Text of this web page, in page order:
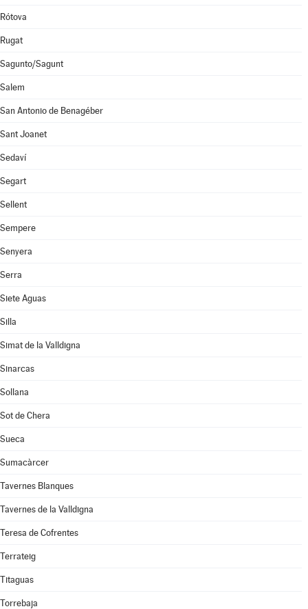
Rótova
Rugat
Sagunto/Sagunt
Salem
San Antonio de Benagéber
Sant Joanet
Sedaví
Segart
Sellent
Sempere
Senyera
Serra
Siete Aguas
Silla
Simat de la Valldigna
Sinarcas
Sollana
Sot de Chera
Sueca
Sumacàrcer
Tavernes Blanques
Tavernes de la Valldigna
Teresa de Cofrentes
Terrateig
Titaguas
Torrebaja